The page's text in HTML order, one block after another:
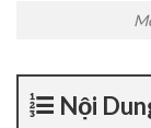
Nội